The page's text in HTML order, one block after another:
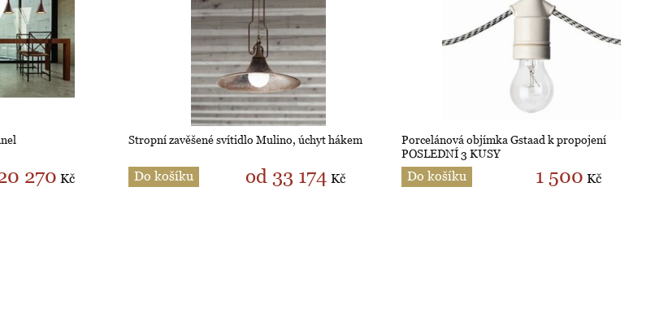
270 Kč
Stropní zavěšené svítidlo Mulino, úchyt hákem
Do košíku od 33 174 Kč
Porcelánová objímka Gstaad k propojení
POSLEDNÍ 3 KUSY
Do košíku 1 500 Kč